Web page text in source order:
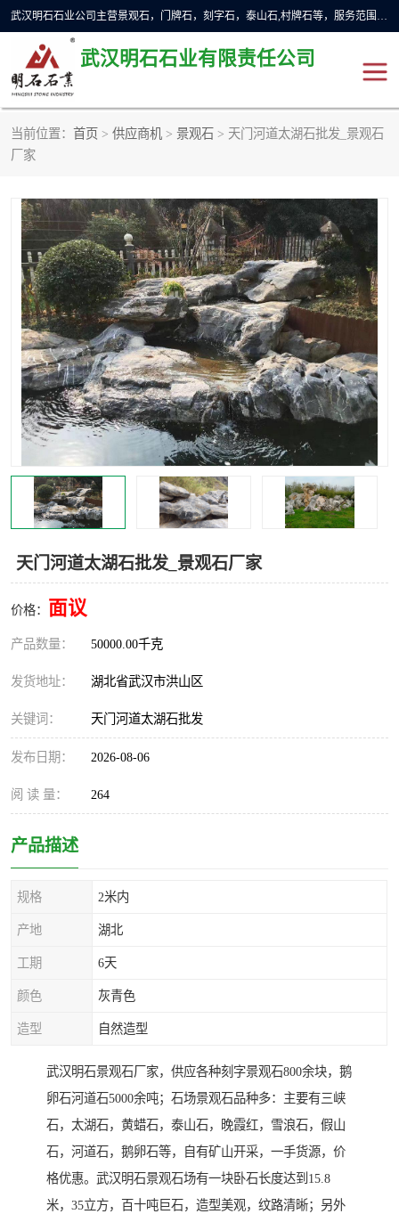
武汉明石石业公司主营景观石，门牌石，刻字石，泰山石,村牌石等，服务范围主要有：武汉，咸宁等地区。公司秉承敬业奉献、锐意创新的企业精神，从无到有，从小到大，以一种产业报国的创业精神，竭诚为客户提供服务，为社会设计财富。
武汉明石石业有限责任公司
当前位置： 首页 > 供应商机 > 景观石 > 天门河道太湖石批发_景观石
厂家
天门河道太湖石批发_景观石厂家
价格： 面议
产品数量： 50000.00千克
发货地址： 湖北省武汉市洪山区
关键词： 天门河道太湖石批发
发布日期： 2026-08-06
阅 读 量： 264
产品描述
规格 2米内
产地 湖北
工期 6天
颜色 灰青色
造型 自然造型
武汉明石景观石厂家，供应各种刻字景观石800余块，鹅
卵石河道石5000余吨；石场景观石品种多：主要有三峡
石，太湖石，黄蜡石，泰山石，晚霞红，雪浪石，假山
石，河道石，鹅卵石等，自有矿山开采，一手货源，价
格优惠。武汉明石景观石场有一块卧石长度达到15.8
米，35立方，百十吨巨石，造型美观，纹路清晰；另外
景观石
门牌石 奠基石
黄蜡石 大型石雕
人物雕塑 异型石材
石雕狮子 刻字石